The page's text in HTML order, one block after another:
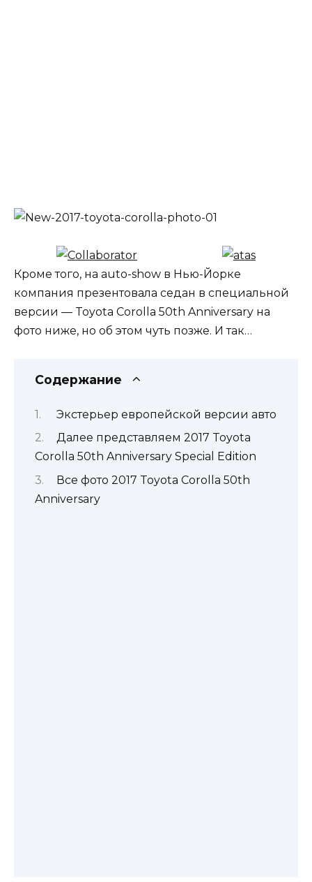
Кроме того, на auto-show в Нью-Йорке
компания презентовала седан в специальной
версии — Toyota Corolla 50th Anniversary на
фото ниже, но об этом чуть позже. И так…
Содержание
Экстерьер европейской версии авто
Далее представляем 2017 Toyota
Corolla 50th Anniversary Special Edition
Все фото 2017 Toyota Corolla 50th
Anniversary